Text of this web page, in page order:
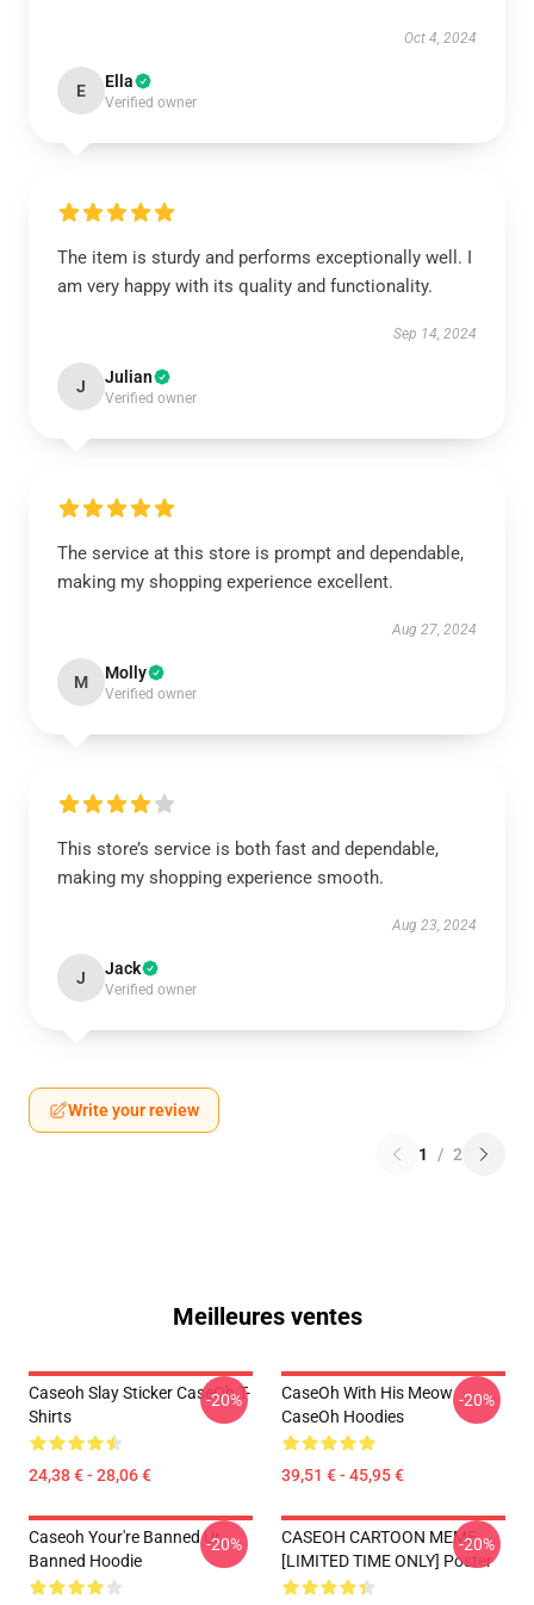
Oct 4, 2024
E Ella
Verified owner
The item is sturdy and performs exceptionally well. I
am very happy with its quality and functionality.
Sep 14, 2024
J Julian
Verified owner
The service at this store is prompt and dependable,
making my shopping experience excellent.
Aug 27, 2024
M Molly
Verified owner
This store’s service is both fast and dependable,
making my shopping experience smooth.
Aug 23, 2024
J Jack
Verified owner
Write your review
1 / 2
Meilleures ventes
Caseoh Slay Sticker CaseOh T-
Shirts
24,38 € - 28,06 €
-20%
CaseOh With His Meow
CaseOh Hoodies
39,51 € - 45,95 €
-20%
Caseoh Your're Banned Ur
Banned Hoodie
-20%
CASEOH CARTOON MEME
[LIMITED TIME ONLY] Poster
-20%